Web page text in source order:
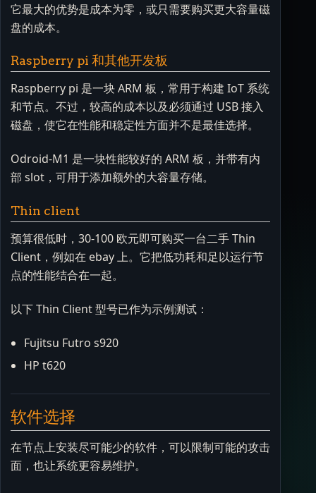
它最大的优势是成本为零，或只需要购买更大容量磁
盘的成本。
Raspberry pi 和其他开发板
Raspberry pi 是一块 ARM 板，常用于构建 IoT 系统
和节点。不过，较高的成本以及必须通过 USB 接入
磁盘，使它在性能和稳定性方面并不是最佳选择。
Odroid-M1 是一块性能较好的 ARM 板，并带有内
部 slot，可用于添加额外的大容量存储。
Thin client
预算很低时，30-100 欧元即可购买一台二手 Thin
Client，例如在 ebay 上。它把低功耗和足以运行节
点的性能结合在一起。
以下 Thin Client 型号已作为示例测试：
Fujitsu Futro s920
HP t620
软件选择
在节点上安装尽可能少的软件，可以限制可能的攻击
面，也让系统更容易维护。